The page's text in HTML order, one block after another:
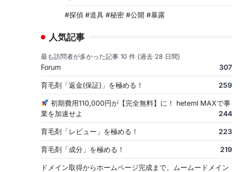
#探偵 #道具 #秘密 #公開 #暴露
人気記事
最も訪問者が多かった記事 10 件 (過去 28 日間)
Forum 307
育毛剤「返金(保証)」を極める！ 259
初期費用110,000円が【完全無料】に！ heteml MAXで事
業を加速せよ
244
育毛剤「レビュー」を極める！ 223
育毛剤「成分」を極める！ 219
ドメイン取得からホームページ完成まで。ムームードメイン